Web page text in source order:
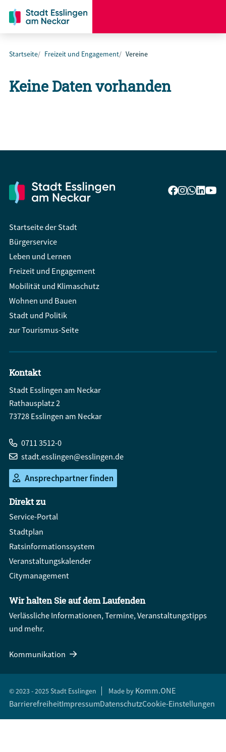
Startseite Freizeit und Engagement Vereine
Keine Daten vorhanden
Startseite der Stadt
Bürgerservice
Leben und Lernen
Freizeit und Engagement
Mobilität und Klimaschutz
Wohnen und Bauen
Stadt und Politik
zur Tourismus-Seite
Kontakt
Stadt Esslingen am Neckar
Rathausplatz 2
73728 Esslingen am Neckar
0711 3512-0
stadt.esslingen@esslingen.de
Ansprechpartner finden
Direkt zu
Service-Portal
Stadtplan
Ratsinformationssystem
Veranstaltungskalender
Citymanagement
Wir halten Sie auf dem Laufenden
Verlässliche Informationen, Termine, Veranstaltungstipps
und mehr.
Kommunikation
© 2023 - 2025 Stadt Esslingen Made by Komm.ONE
BarrierefreiheitImpressumDatenschutzCookie-Einstellungen